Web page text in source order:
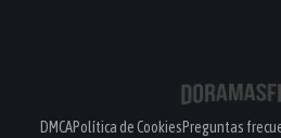
DMCAPolítica de CookiesPreguntas